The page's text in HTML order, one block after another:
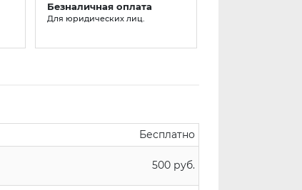
Безналичная оплата
Для юридических лиц.
Бесплатно
500 руб.